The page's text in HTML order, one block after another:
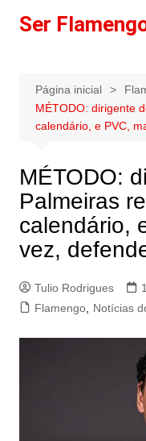
paraSer
Página inicial
MÉTODO: dirigente
calendário, e PVC,
MÉTODO:
Palmeiras
calendário,
vez,
Tulio Rodrigues
Flamengo, Notícias